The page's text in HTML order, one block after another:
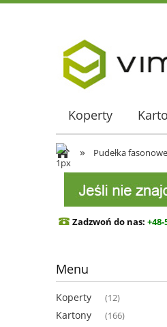
Koperty
» Pudełka fasonowe
Zadzwoń do nas: +48-
Menu
Koperty (12)
Kartony (166)